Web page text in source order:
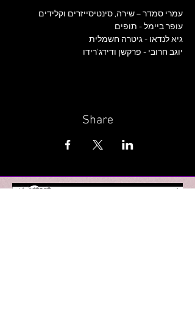
יוגב חרובי - פרקשן ודידג'רידו
Share